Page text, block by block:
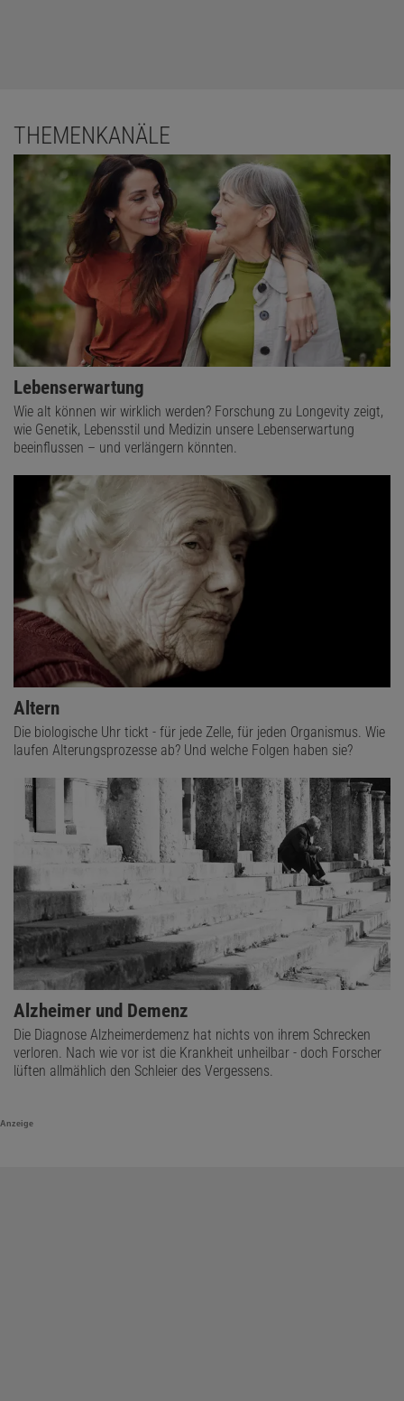
THEMENKANÄLE
Lebenserwartung
Wie alt können wir wirklich werden? Forschung zu Longevity zeigt,
wie Genetik, Lebensstil und Medizin unsere Lebenserwartung
beeinflussen – und verlängern könnten.
Altern
Die biologische Uhr tickt - für jede Zelle, für jeden Organismus. Wie
laufen Alterungsprozesse ab? Und welche Folgen haben sie?
Alzheimer und Demenz
Die Diagnose Alzheimerdemenz hat nichts von ihrem Schrecken
verloren. Nach wie vor ist die Krankheit unheilbar - doch Forscher
lüften allmählich den Schleier des Vergessens.
Anzeige